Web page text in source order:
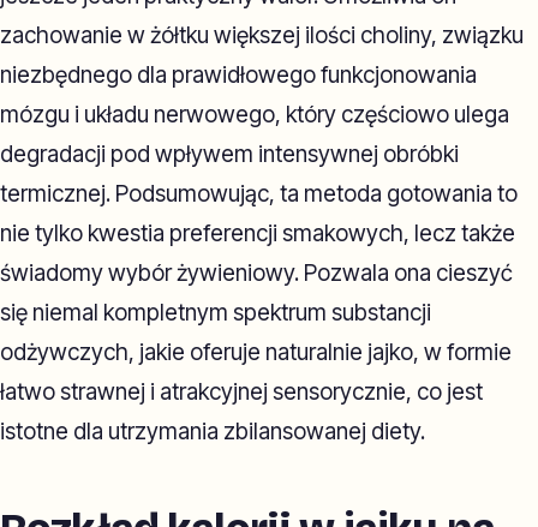
zachowanie w żółtku większej ilości choliny, związku
niezbędnego dla prawidłowego funkcjonowania
mózgu i układu nerwowego, który częściowo ulega
degradacji pod wpływem intensywnej obróbki
termicznej. Podsumowując, ta metoda gotowania to
nie tylko kwestia preferencji smakowych, lecz także
świadomy wybór żywieniowy. Pozwala ona cieszyć
się niemal kompletnym spektrum substancji
odżywczych, jakie oferuje naturalnie jajko, w formie
łatwo strawnej i atrakcyjnej sensorycznie, co jest
istotne dla utrzymania zbilansowanej diety.